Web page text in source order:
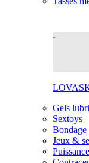
Gels
Sextoys
Bondage
Jeux &